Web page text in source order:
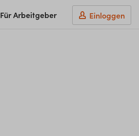
Für Arbeitgeber Einloggen